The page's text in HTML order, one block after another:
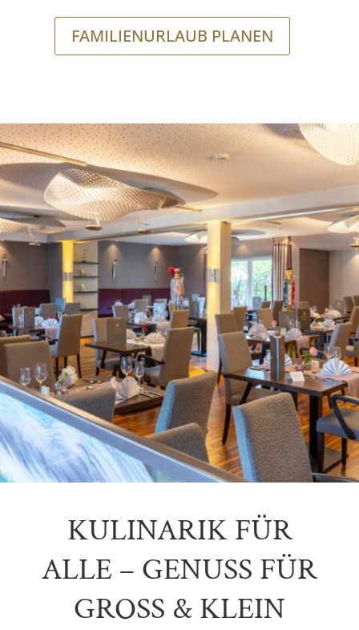
FAMILIENURLAUB PLANEN
KULINARIK FÜR
ALLE – GENUSS FÜR
GROSS & KLEIN